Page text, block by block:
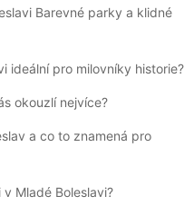
Barevné parky a klidné
ideální pro milovníky historie?
okouzlí nejvíce?
a co to znamená pro
Mladé Boleslavi?